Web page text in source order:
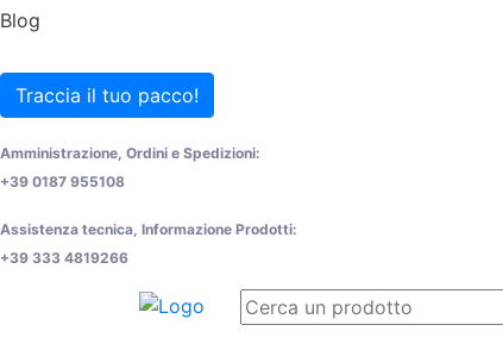
Blog
Traccia il tuo pacco!
Amministrazione, Ordini e Spedizioni:
+39 0187 955108
Assistenza tecnica, Informazione Prodotti:
+39 333 4819266